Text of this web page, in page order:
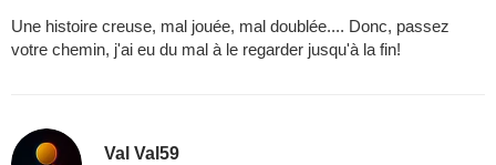
Une histoire creuse, mal jouée, mal doublée.... Donc, passez
votre chemin, j'ai eu du mal à le regarder jusqu'à la fin!
Val Val59